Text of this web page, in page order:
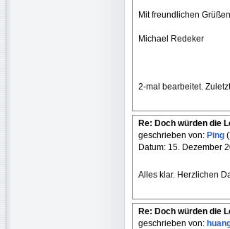
Mit freundlichen Grüßen
Michael Redeker
2-mal bearbeitet.
Re: Doch würden die
geschrieben von: Ping
Datum: 15. Dezember
Alles klar. Herzlichen
Re: Doch würden die
geschrieben von: